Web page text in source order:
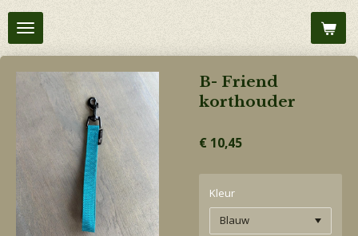
Ga
direct
hoofdinhoud
B- Friend
korthouder
€ 10,45
Kleur